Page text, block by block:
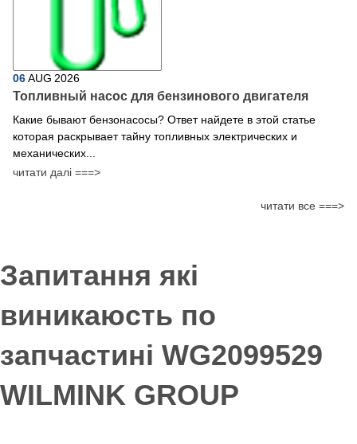
06AUG 2026
Топливный насос для бензинового двигателя
Какие бывают бензонасосы? Ответ найдете в этой статье
которая раскрывает тайну топливных электрических и
механических...
читати далі ===>
читати все ===>
Запитання які
виникаюсть по
запчастині WG2099529
WILMINK GROUP